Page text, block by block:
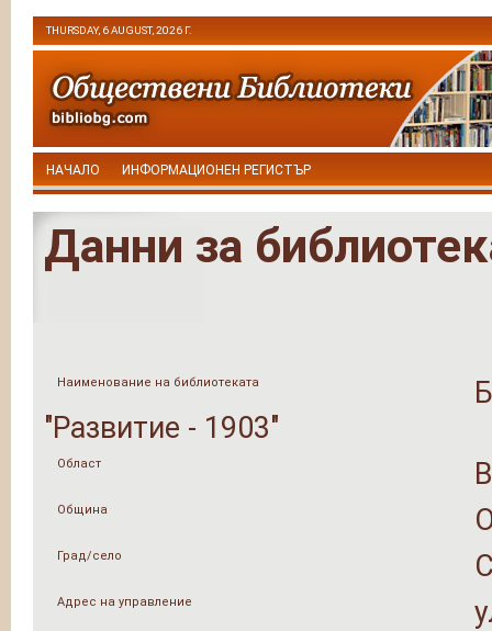
THURSDAY, 6 AUGUST, 2026 Г.
НАЧАЛО ИНФОРМАЦИОНЕН РЕГИСТЪР
Данни за
Наименование на библиотеката
"Развитие - 1903"
Област
Община
Град/село
Адрес на управление